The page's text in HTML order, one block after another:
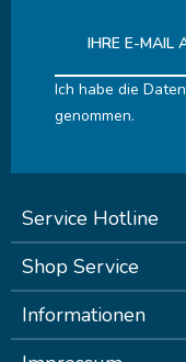
Ich habe die
genommen.
Service Hotline
Shop Service
Informationen